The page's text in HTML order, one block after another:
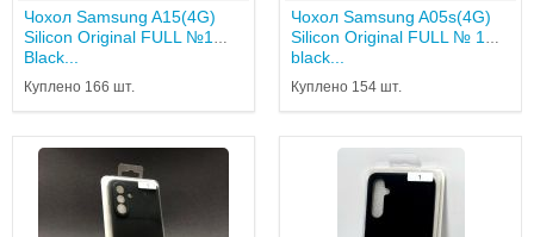
Чохол Samsung A15(4G)
Silicon Original FULL №1
Black...
Куплено 166 шт.
Чохол Samsung A05s(4G)
Silicon Original FULL № 1
black...
Куплено 154 шт.